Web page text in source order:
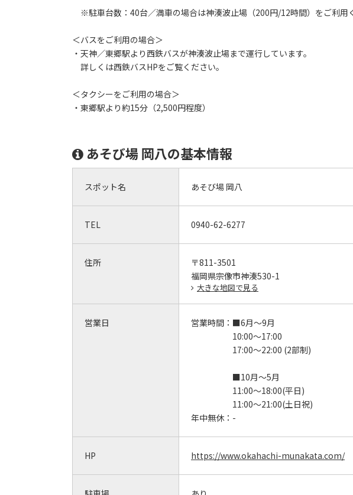
※駐車台数：40台／満車の場合は神湊波止場（200円/12時間）をご利用
＜バスをご利用の場合＞
・天神／東郷駅より西鉄バスが神湊波止場まで運行しています。
詳しくは西鉄バスHPをご覧ください。
＜タクシーをご利用の場合＞
・東郷駅より約15分（2,500円程度）
あそび場 岡八の基本情報
スポット名 あそび場 岡八
TEL 0940-62-6277
住所
〒811-3501
福岡県宗像市神湊530-1
大きな地図で見る
営業日 営業時間： ■6月～9月
10:00～17:00
17:00～22:00 (2部制)
■10月～5月
11:00～18:00(平日)
11:00～21:00(土日祝)
年中無休： -
HP https://www.okahachi-munakata.com/